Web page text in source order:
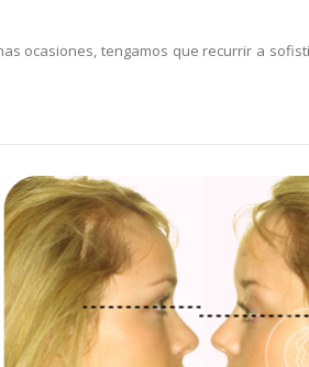
ocasiones, tengamos que recurrir a